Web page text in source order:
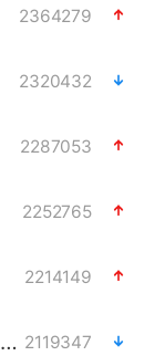
2364279
2320432
2287053
2252765
2214149
美拟年底前首次测试“金穹”反导系统 2119347